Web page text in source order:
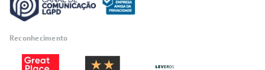
Reconhecimento